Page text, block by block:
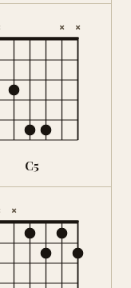
× ×
C5
×